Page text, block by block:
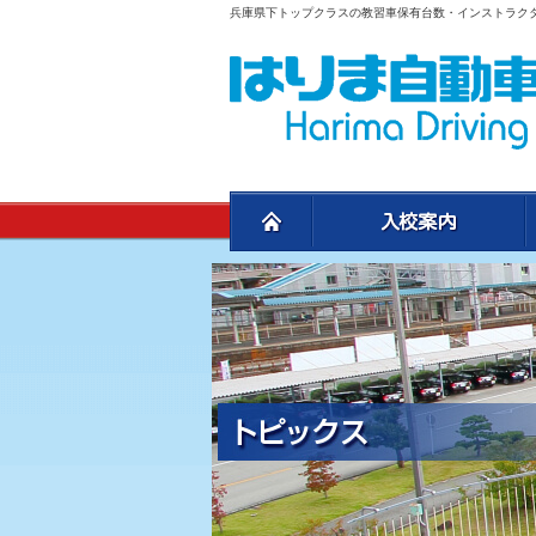
兵庫県下トップクラスの教習車保有台数・インストラク